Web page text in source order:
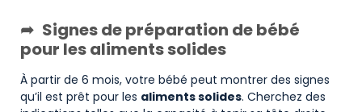
Signes de préparation de bébé
pour les aliments solides
À partir de 6 mois, votre bébé peut montrer des signes
qu’il est prêt pour les aliments solides. Cherchez des